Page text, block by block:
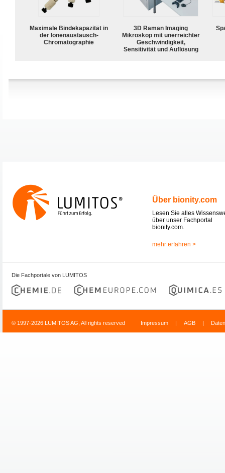
Maximale Bindekapazität in
der Ionenaustausch-
Chromatographie
3D Raman Imaging
Mikroskop mit unerreichter
Geschwindigkeit,
Sensitivität und Auflösung
Über bionity.com
Lesen Sie alles
über unser Fachportal
bionity.com.
mehr erfahren >
Die Fachportale von LUMITOS
© 1997-2026 LUMITOS AG, All rights reserved Impressum | AGB |